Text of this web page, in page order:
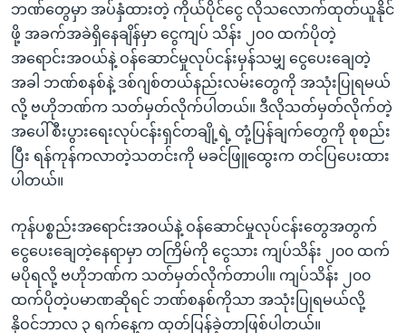
ရန်
ဘဏ်တွေမှာ အပ်နှံထားတဲ့ ကိုယ်ပိုင်ငွေ လိုသလောက်ထုတ်ယူနိုင်
ဖို့ အခက်အခဲရှိနေချိန်မှာ ငွေကျပ် သိန်း ၂၀၀ ထက်ပိုတဲ့
အရောင်းအဝယ်နဲ့ ဝန်ဆောင်မှုလုပ်ငန်းမှန်သမျှ ငွေပေးချေတဲ့
အခါ ဘဏ်စနစ်နဲ့ ဒစ်ဂျစ်တယ်နည်းလမ်းတွေကို အသုံးပြုရမယ်
လို့ ဗဟိုဘဏ်က သတ်မှတ်လိုက်ပါတယ်။ ဒီလိုသတ်မှတ်လိုက်တဲ့
အပေါ်စီးပွားရေးလုပ်ငန်းရှင်တချို့ရဲ့ တုံ့ပြန်ချက်တွေကို စုစည်း
ပြီး ရန်ကုန်ကလာတဲ့သတင်းကို မခင်ဖြူထွေးက တင်ပြပေးထား
ပါတယ်။
ကုန်ပစ္စည်းအရောင်းအဝယ်နဲ့ ဝန်ဆောင်မှုလုပ်ငန်းတွေအတွက်
ငွေပေးချေတဲ့နေရာမှာ တကြိမ်ကို ငွေသား ကျပ်သိန်း ၂၀၀ ထက်
မပိုရလို့ ဗဟိုဘဏ်က သတ်မှတ်လိုက်တာပါ။ ကျပ်သိန်း ၂၀၀
ထက်ပိုတဲ့ပမာဏဆိုရင် ဘဏ်စနစ်ကိုသာ အသုံးပြုရမယ်လို့
နိုဝင်ဘာလ ၃ ရက်နေ့က ထုတ်ပြန်ခဲ့တာဖြစ်ပါတယ်။